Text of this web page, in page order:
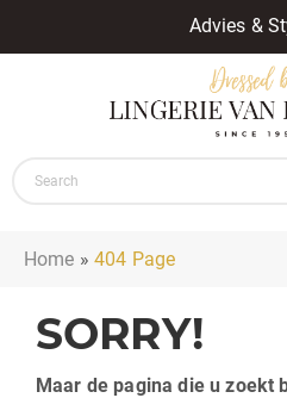
Advies &
Home »404 Page
SORRY!
Maar de pagina die u zoekt